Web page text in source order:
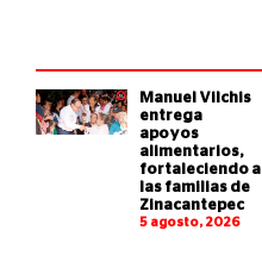
Manuel Vilchis
entrega
apoyos
alimentarios,
fortaleciendo a
las familias de
Zinacantepec
5 agosto, 2026